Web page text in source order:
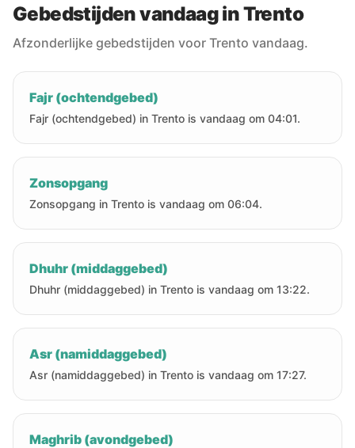
Gebedstijden vandaag in Trento
Afzonderlijke gebedstijden voor Trento vandaag.
Fajr (ochtendgebed)
Fajr (ochtendgebed) in Trento is vandaag om 04:01.
Zonsopgang
Zonsopgang in Trento is vandaag om 06:04.
Dhuhr (middaggebed)
Dhuhr (middaggebed) in Trento is vandaag om 13:22.
Asr (namiddaggebed)
Asr (namiddaggebed) in Trento is vandaag om 17:27.
Maghrib (avondgebed)